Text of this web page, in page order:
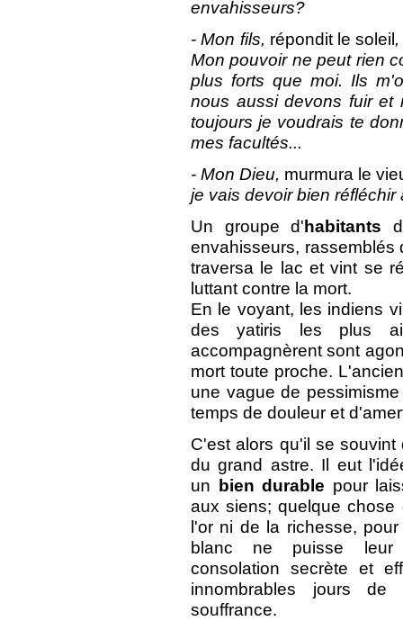
envahisseurs?
- Mon fils, répondit le soleil
Mon pouvoir ne peut rien
plus forts que moi. Ils
nous aussi devons fuir et
toujours je voudrais te
mes facultés...
- Mon Dieu, murmura le
je vais devoir bien
Un groupe d'habitants
envahisseurs, rassemblés
traversa le lac et vint se
luttant contre la mort.
En le voyant, les indiens
des yatiris les plus
accompagnèrent sont
mort toute proche.
une vague de
temps de douleur et
C'est alors qu'il se souvint
du grand astre. Il eut
un bien durable pour
aux siens; quelque chose
l'or ni de la richesse,
blanc ne puisse leur
consolation secrète et
innombrables jours
souffrance.